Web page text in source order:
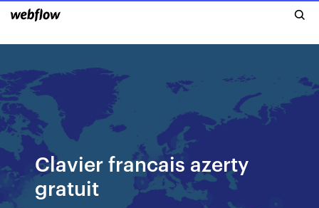
Clavier francais azerty
gratuit